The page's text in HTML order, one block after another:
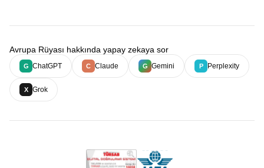
Avrupa Rüyası hakkında yapay zekaya sor
G ChatGPT C Claude G Gemini P Perplexity
X Grok